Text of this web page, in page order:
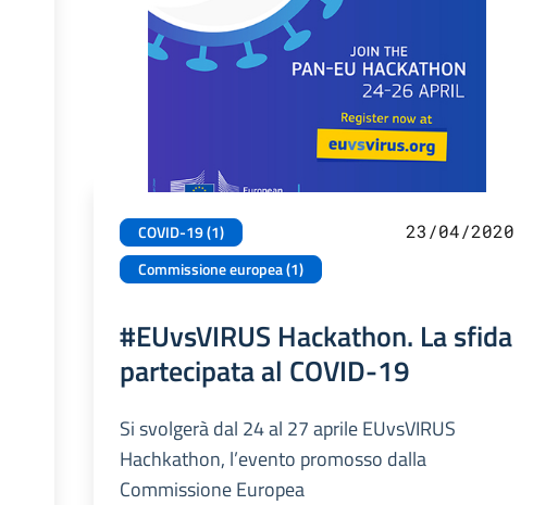
COVID-19 (1)
Commissione europea (1)
23/04/2020
#EUvsVIRUS Hackathon. La sfida
partecipata al COVID-19
Si svolgerà dal 24 al 27 aprile EUvsVIRUS
Hachkathon, l’evento promosso dalla
Commissione Europea